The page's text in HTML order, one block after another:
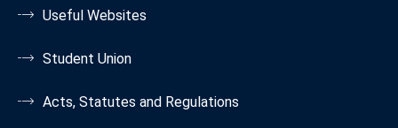
Useful Websites
Student Union
Acts, Statutes and Regulations